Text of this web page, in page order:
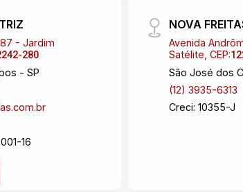
Não deixe essa
- Jardim
280
- SP
16
NOVA
Avenida
Satélite, CEP:
São José dos
(12) 3935-6313
Creci: 10355-J